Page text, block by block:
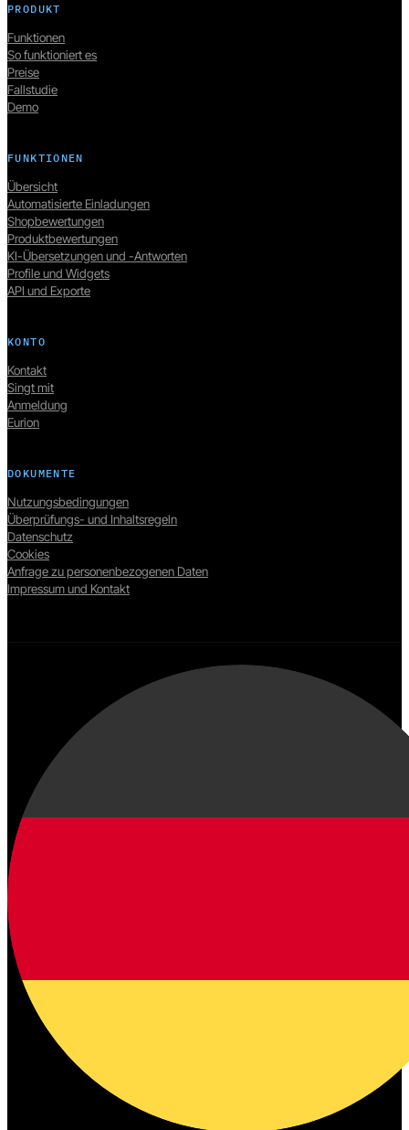
PRODUKT
Funktionen
So funktioniert es
Preise
Fallstudie
Demo
FUNKTIONEN
Übersicht
Automatisierte Einladungen
Shopbewertungen
Produktbewertungen
KI-Übersetzungen und -Antworten
Profile und Widgets
API und Exporte
KONTO
Kontakt
Singt mit
Anmeldung
Eurion
DOKUMENTE
Nutzungsbedingungen
Überprüfungs- und Inhaltsregeln
Datenschutz
Cookies
Anfrage zu personenbezogenen Daten
Impressum und Kontakt